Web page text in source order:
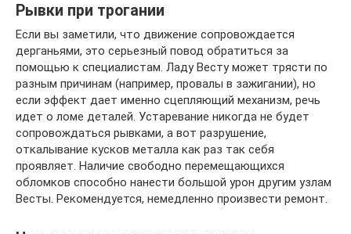
Рывки при трогании
Если вы заметили, что движение сопровождается
дерганьями, это серьезный повод обратиться за
помощью к специалистам. Ладу Весту может трясти по
разным причинам (например, провалы в зажигании), но
если эффект дает именно сцепляющий механизм, речь
идет о ломе деталей. Устаревание никогда не будет
сопровождаться рывками, а вот разрушение,
откалывание кусков металла как раз так себя
проявляет. Наличие свободно перемещающихся
обломков способно нанести большой урон другим узлам
Весты. Рекомендуется, немедленно произвести ремонт.